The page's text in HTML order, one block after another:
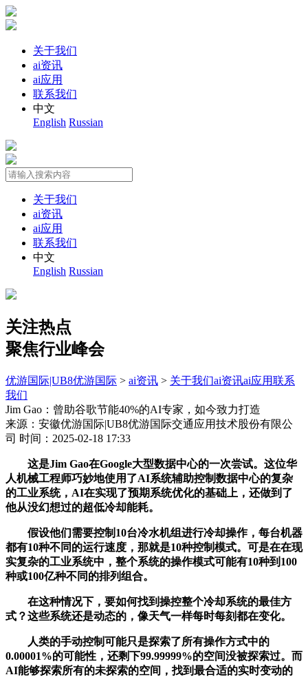
关于我们
ai资讯
ai应用
联系我们
中文
English Russian
关于我们
ai资讯
ai应用
联系我们
中文
English Russian
关注热点
聚焦行业峰会
优游国际|UB8优游国际 > ai资讯 > 关于我们ai资讯ai应用联系
我们
Jim Gao：曾助谷歌节能40%的AI专家，如今致力打造
来源：安徽优游国际|UB8优游国际交通应用技术股份有限公
司 时间：2025-02-18 17:33
这是Jim Gao在Google大型数据中心的一次尝试。这位华
人机械工程师巧妙地使用了AI系统辅助控制数据中心的复杂
的工业系统，AI在实现了预期系统优化的基础上，还做到了
他从没幻想过的超低冷却能耗。
假设他们需要控制10台冷水机组进行冷却操作，每台机器
都有10种不同的运行速度，那就是10种控制模式。可是在在现
实复杂的工业系统中，整个系统的操作模式可能有10种到100
种或100亿种不同的排列组合。
在这种情况下，要如何找到操控整个冷却系统的最佳方
式？这些系统还是动态的，像天气一样每时每刻都在变化。
人类的手动控制可能只是探索了所有操作方式中的
0.00001%的可能性，还剩下99.99999%的空间没被探索过。而
AI能够探索所有的未探索的空间，找到最合适的实时变动的